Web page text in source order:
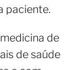
paciente.
de
de saúde